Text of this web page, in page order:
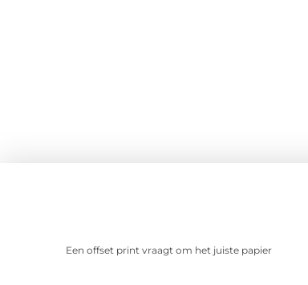
Een offset print vraagt om het juiste papier